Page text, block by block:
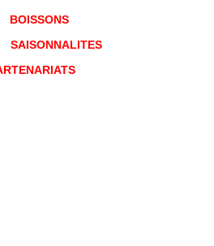
BOISSONS
SAISONNALITES